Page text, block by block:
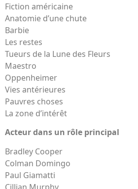
Fiction américaine
Anatomie d’une chute
Barbie
Les restes
Tueurs de la Lune des Fleurs
Maestro
Oppenheimer
Vies antérieures
Pauvres choses
La zone d’intérêt
Acteur dans un rôle principal
Bradley Cooper
Colman Domingo
Paul Giamatti
Cillian Murphy